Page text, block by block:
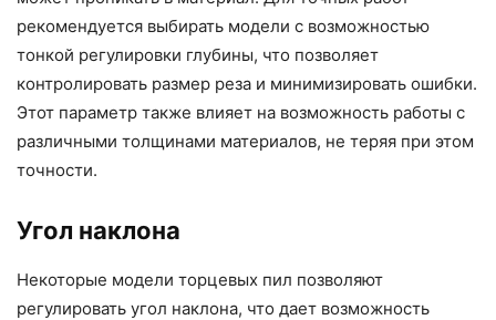
рекомендуется выбирать модели с возможностью
тонкой регулировки глубины, что позволяет
контролировать размер реза и минимизировать ошибки.
Этот параметр также влияет на возможность работы с
различными толщинами материалов, не теряя при этом
точности.
Угол наклона
Некоторые модели торцевых пил позволяют
регулировать угол наклона, что дает возможность